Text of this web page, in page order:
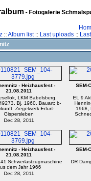
- Fotogalerie
::Album list:: Last uploads::
- Heizhausfest -
21.08.2011
LKM Babelsberg,
Bj. 1960, Bauart: b-
Ziegelwerk Erfurt-
Gispersleben
Dec 28, 2011
SEM-
EL 9
1968,
- Heizhausfest -
21.08.2011
Schwerlastzugmaschine
dem Jahr 1966
Dec 28, 2011
SEM-
DR